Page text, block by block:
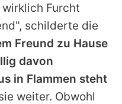
Furcht
schilderte die
Freund zu Hause
davon
in Flammen steht
weiter. Obwohl